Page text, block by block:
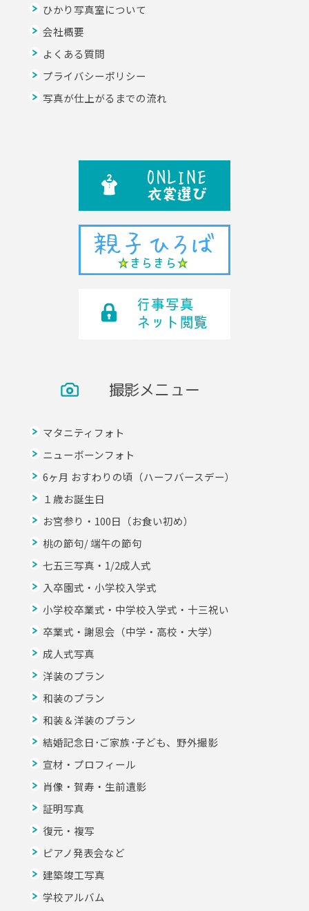
ひかり写真室について
会社概要
よくある質問
プライバシーポリシー
写真が仕上がるまでの流れ
撮影メニュー
マタニティフォト
ニューボーンフォト
6ヶ月 おすわりの頃（ハーフバースデー）
１歳お誕生日
お宮参り・100日（お食い初め）
桃の節句/ 端午の節句
七五三写真・1/2成人式
入卒園式・小学校入学式
小学校卒業式・中学校入学式・十三祝い
卒業式・謝恩会（中学・高校・大学）
成人式写真
洋装のプラン
和装のプラン
和装＆洋装のプラン
結婚記念日･ご家族･子ども、野外撮影
宣材・プロフィール
肖像・賀寿・生前遺影
証明写真
復元・複写
ピアノ発表会など
建築竣工写真
学校アルバム